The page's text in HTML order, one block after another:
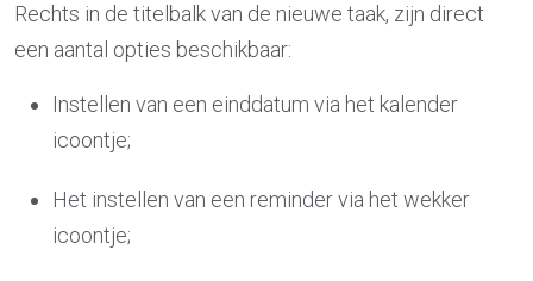
Rechts in de titelbalk van de nieuwe taak, zijn direct
een aantal opties beschikbaar:
Instellen van een einddatum via het kalender
icoontje;
Het instellen van een reminder via het wekker
icoontje;